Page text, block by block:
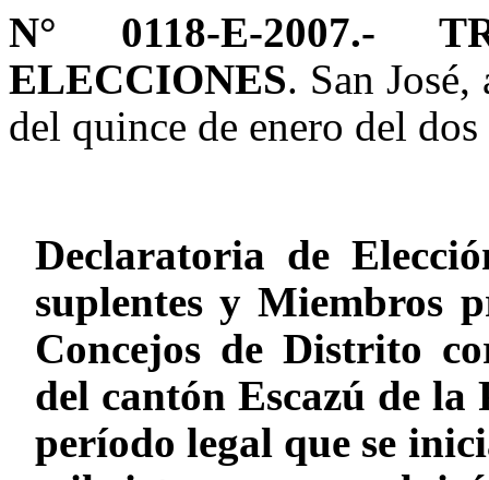
N° 0118-E-2007.-
ELECCIONES. San
del quince de enero del
Declaratoria de
suplentes y Miembros
Concejos de Distrito
del cantón Escazú de la
período legal que se